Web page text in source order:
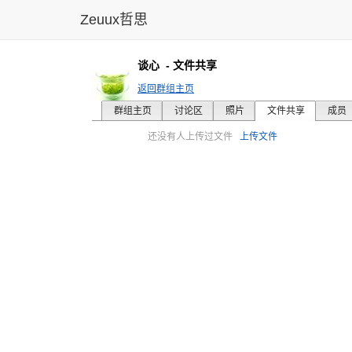
Zeuux哲思
谈心 - 文件共享
返回群组主页
群组主页
讨论区 照片 文件共享 成员
还没有人上传过文件 上传文件